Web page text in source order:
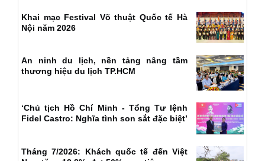
Khai mạc Festival Võ thuật Quốc tế Hà
Nội năm 2026
An ninh du lịch, nền tảng nâng tầm
thương hiệu du lịch TP.HCM
‘Chủ tịch Hồ Chí Minh - Tổng Tư lệnh
Fidel Castro: Nghĩa tình son sắt đặc biệt’
Tháng 7/2026: Khách quốc tế đến Việt